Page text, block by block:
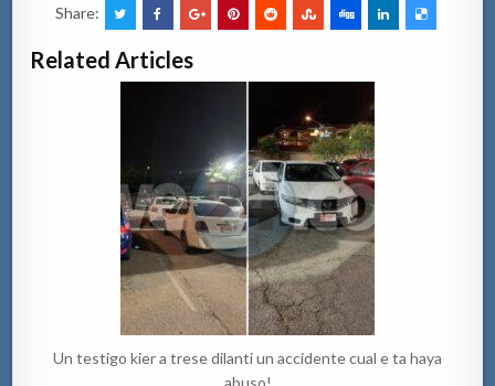
Share:
Related Articles
Un testigo kier a trese dilanti un accidente cual e ta haya